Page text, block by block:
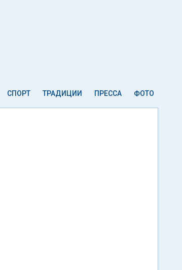
СПОРТ ТРАДИЦИИ ПРЕССА ФОТО